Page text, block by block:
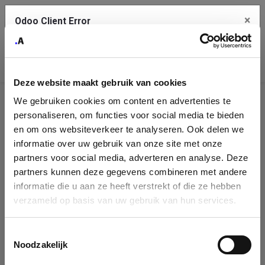
Deze website maakt gebruik van cookies
We gebruiken cookies om content en advertenties te
personaliseren, om functies voor social media te bieden
en om ons websiteverkeer te analyseren. Ook delen we
informatie over uw gebruik van onze site met onze
partners voor social media, adverteren en analyse. Deze
partners kunnen deze gegevens combineren met andere
informatie die u aan ze heeft verstrekt of die ze hebben
verzameld op basis van uw gebruik van hun services.
Noodzakelijk
Company
Identification
Please fill in your company details
You can search a company in our database by name, VAT or
enterprise ID. When a company is selected it will auto-complete the
form. If you don't find your company in our database, you can create
Odoo Client Error ×
service.
See details
Ok